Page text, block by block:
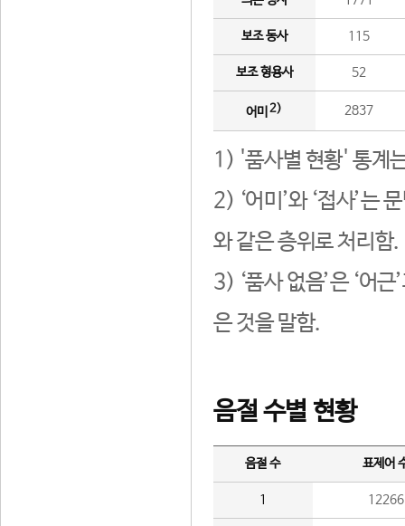
보조 동사 115
보조 형용사 52
어미 2) 2837
1) '품사별 현황' 통계
2) ‘어미’와 ‘접사’는
와 같은 층위로 처리함.
3) ‘품사 없음’은 ‘어
은 것을 말함.
음절 수별 현황
음절 수 표제어
1 12266